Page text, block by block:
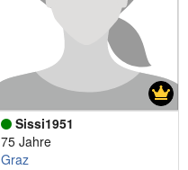
Sissi1951
75 Jahre
Graz